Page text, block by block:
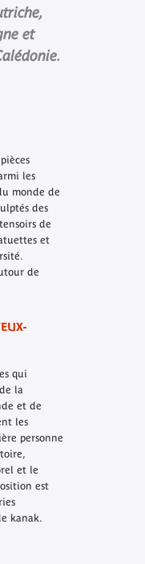
et
les
monde de
des
de
et
de
qui
la
et de
les
personne
et le
est
kanak.